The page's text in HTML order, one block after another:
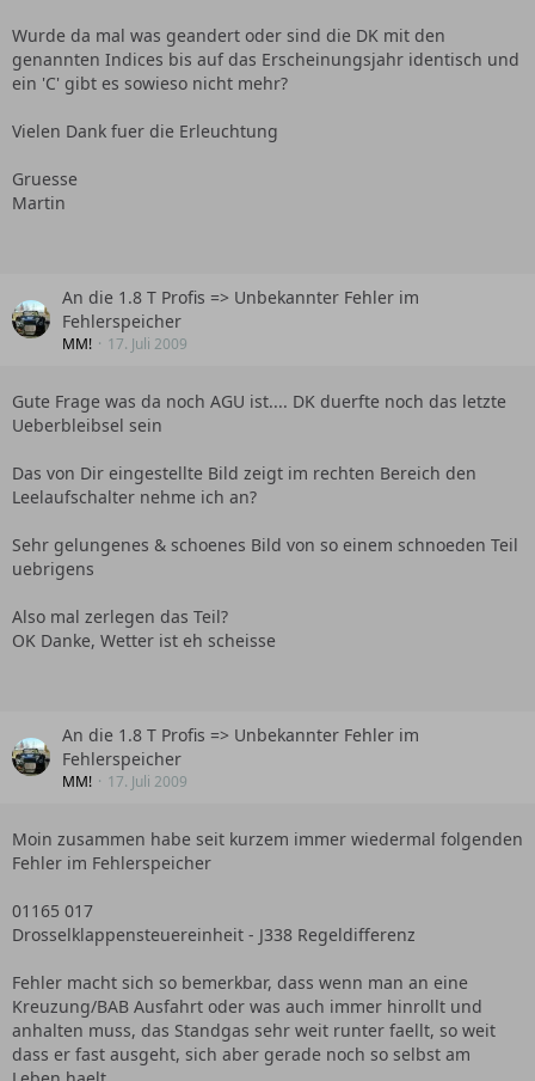
Wurde da mal was geandert oder sind die DK mit den
genannten Indices bis auf das Erscheinungsjahr identisch und
ein 'C' gibt es sowieso nicht mehr?
Vielen Dank fuer die Erleuchtung
Gruesse
Martin
An die 1.8 T Profis => Unbekannter Fehler im
Fehlerspeicher
MM! 17. Juli 2009
Gute Frage was da noch AGU ist.... DK duerfte noch das letzte
Ueberbleibsel sein
Das von Dir eingestellte Bild zeigt im rechten Bereich den
Leelaufschalter nehme ich an?
Sehr gelungenes & schoenes Bild von so einem schnoeden Teil
uebrigens
Also mal zerlegen das Teil?
OK Danke, Wetter ist eh scheisse
An die 1.8 T Profis => Unbekannter Fehler im
Fehlerspeicher
MM! 17. Juli 2009
Moin zusammen habe seit kurzem immer wiedermal folgenden
Fehler im Fehlerspeicher
01165 017
Drosselklappensteuereinheit - J338 Regeldifferenz
Fehler macht sich so bemerkbar, dass wenn man an eine
Kreuzung/BAB Ausfahrt oder was auch immer hinrollt und
anhalten muss, das Standgas sehr weit runter faellt, so weit
dass er fast ausgeht, sich aber gerade noch so selbst am